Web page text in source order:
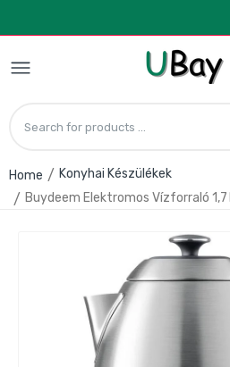
CalmDo V77
38.990 Ft
Kézi tejhabosító –
acél habverő fejjel
1.490 Ft
Home
Konyhai Készülékek
Buydeem Elektromos Vízforraló 1,7